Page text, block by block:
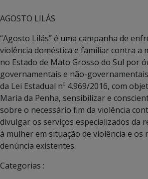
AGOSTO LILÁS
“Agosto Lilás” é uma campanha de
violência doméstica e familiar contra a
no Estado de Mato Grosso do Sul por
governamentais e não-
da Lei Estadual nº 4.969/2016, com
Maria da Penha, sensibilizar e
sobre o necessário fim da violência
divulgar os serviços especializados da
à mulher em situação de violência e os
denúncia existentes.
Categorias :